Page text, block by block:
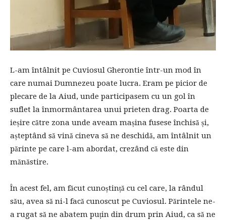
L-am întâlnit pe Cuviosul Gherontie într-un mod în
care numai Dumnezeu poate lucra. Eram pe picior de
plecare de la Aiud, unde participasem cu un gol în
suflet la înmormântarea unui prieten drag. Poarta de
ieșire către zona unde aveam mașina fusese închisă și,
așteptând să vină cineva să ne deschidă, am întâlnit un
părinte pe care l-am abordat, crezând că este din
mănăstire.
În acest fel, am făcut cunoștință cu cel care, la rândul
său, avea să ni-l facă cunoscut pe Cuviosul. Părintele ne-
a rugat să ne abatem puțin din drum prin Aiud, ca să ne